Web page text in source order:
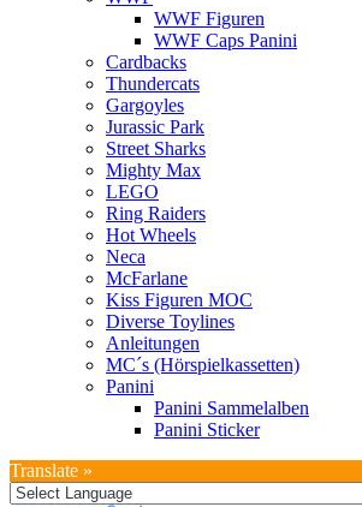
WWF Figuren
WWF Caps Panini
Cardbacks
Thundercats
Gargoyles
Jurassic Park
Street Sharks
Mighty Max
LEGO
Ring Raiders
Hot Wheels
Neca
McFarlane
Kiss Figuren MOC
Diverse Toylines
Anleitungen
MC´s (Hörspielkassetten)
Panini
Panini Sammelalben
Panini Sticker
Translate »